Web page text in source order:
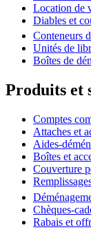
Location de
Diables et
Conteneurs
Unités de
Boîtes de
Produits et
Comptes
Attaches et
Aides-
Boîtes et
Couverture
Chèques-
Rabais et